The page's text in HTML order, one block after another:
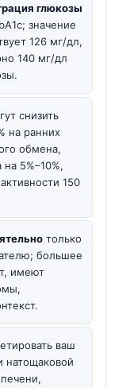
глюкозы
значение
126 мг/дл,
140 мг/дл
снизить
на ранних
обмена,
5%–10%,
150
только
большее
имеют
ваш
натощаковой